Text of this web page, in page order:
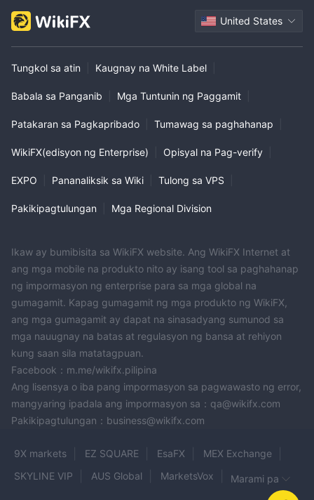
United States
Tungkol sa atin Kaugnay na White Label
Babala sa Panganib Mga Tuntunin ng Paggamit
Patakaran sa Pagkapribado Tumawag sa paghahanap
WikiFX(edisyon ng Enterprise) Opisyal na Pag-verify
EXPO Pananaliksik sa Wiki Tulong sa VPS
Pakikipagtulungan Mga Regional Division
Ikaw ay bumibisita sa WikiFX website. Ang WikiFX Internet at
ang mga mobile na produkto nito ay isang tool sa paghahanap
ng impormasyon ng enterprise para sa mga global na
gumagamit. Kapag gumagamit ng mga produkto ng WikiFX,
ang mga gumagamit ay dapat na sinasadyang sumunod sa
mga nauugnay na batas at regulasyon ng bansa at rehiyon
kung saan sila matatagpuan.
Facebook：m.me/wikifx.pilipina
Ang lisensya o iba pang impormasyon sa pagwawasto ng error,
mangyaring ipadala ang impormasyon sa：qa@wikifx.com
Pakikipagtulungan：business@wikifx.com
9X markets EZ SQUARE EsaFX
MEX Exchange
SKYLINE VIP
AUS Global
MarketsVox
Marami pa